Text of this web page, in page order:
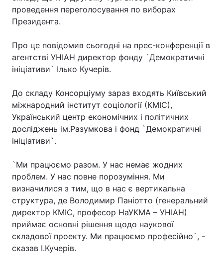
Головна Війна
Економіка Світ
Спорт Наука
Техно і зв'язок
Зброя Інциденти
проведення переголосування по виборах
Президента.
Про це повідомив сьогодні на прес-конференції в
агентстві УНІАН директор фонду `Демократичні
ініціативи` Ілько Кучерів.
До складу Консорціуму зараз входять Київський
міжнародний інститут соціології (КМІС),
Український центр економічних і політичних
досліджень ім.Разумкова і фонд `Демократичні
ініціативи`.
`Ми працюємо разом. У нас немає жодних
проблем. У нас повне порозуміння. Ми
визначилися з тим, що в нас є вертикальна
структура, де Володимир Паніотто (генеральний
директор КМІС, професор НаУКМА – УНІАН)
приймає основні рішення щодо наукової
складової проекту. Ми працюємо професійно`, -
сказав І.Кучерів.